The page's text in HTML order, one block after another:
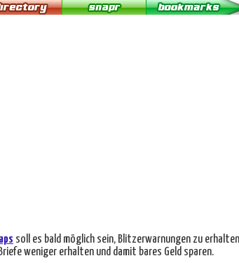
soll es bald möglich sein, Blitzerwarnungen zu
weniger erhalten und damit bares Geld sparen.